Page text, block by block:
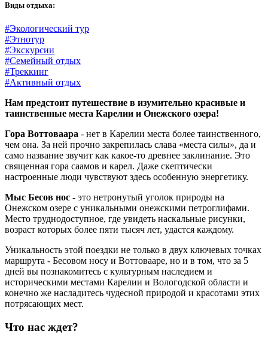
Виды отдыха:
#Экологический тур
#Этнотур
#Экскурсии
#Семейный отдых
#Треккинг
#Активный отдых
Нам предстоит путешествие в изумительно красивые и
таинственные места Карелии и Онежского озера!
Гора Воттоваара - нет в Карелии места более таинственного,
чем она. За ней прочно закрепилась слава «места силы», да и
само название звучит как какое-то древнее заклинание. Это
священная гора саамов и карел. Даже скептически
настроенные люди чувствуют здесь особенную энергетику.
Мыс Бесов нос - это нетронутый уголок природы на
Онежском озере с уникальными онежскими петроглифами.
Место труднодоступное, где увидеть наскальные рисунки,
возраст которых более пяти тысяч лет, удастся каждому.
Уникальность этой поездки не только в двух ключевых точках
маршрута - Бесовом носу и Воттовааре, но и в том, что за 5
дней вы познакомитесь с культурным наследием и
историческими местами Карелии и Вологодской области и
конечно же насладитесь чудесной природой и красотами этих
потрясающих мест.
Что нас ждет?